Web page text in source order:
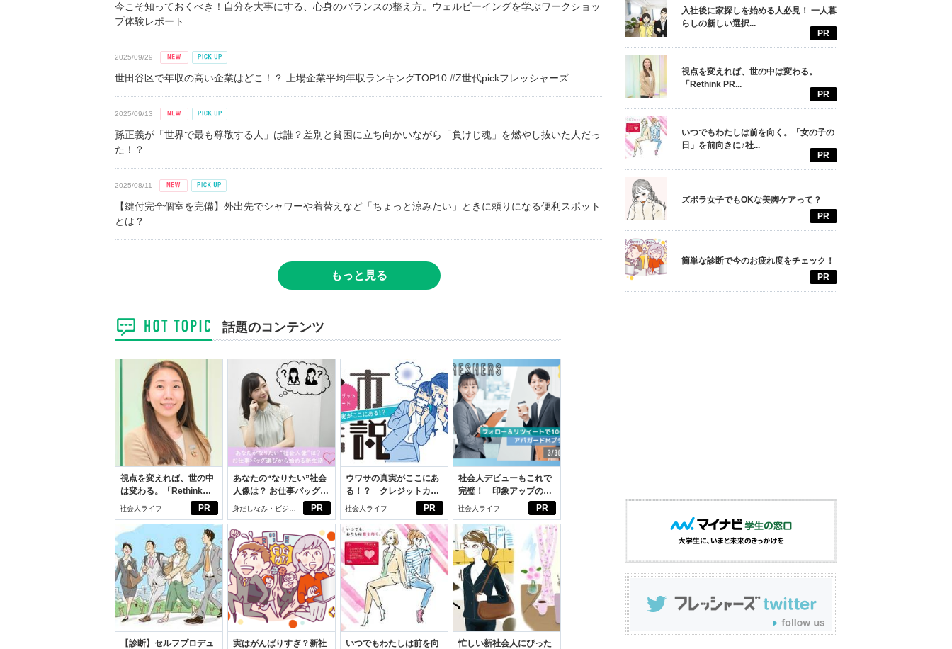
今こそ知っておくべき！自分を大事にする、心身のバランスの整え方。ウェルビーイングを学ぶワークショッ
プ体験レポート
2025/09/29
世田谷区で年収の高い企業はどこ！？ 上場企業平均年収ランキングTOP10 #Z世代pickフレッシャーズ
2025/09/13
孫正義が「世界で最も尊敬する人」は誰？差別と貧困に立ち向かいながら「負けじ魂」を燃やし抜いた人だっ
た！？
2025/08/11
【鍵付完全個室を完備】外出先でシャワーや着替えなど「ちょっと涼みたい」ときに頼りになる便利スポット
とは？
もっと見る
話題のコンテンツ
PR
視点を変えれば、世の中
は変わる。「Rethink
PROJECT」がつたえた
社会人ライフ PR
あなたの“なりたい”社会
人像は？ お仕事バッグ選
びから始める新生活
身だしなみ・ビジネ
スアイテム
PR
ウワサの真実がここにあ
る！？ クレジットカー
ドの都市伝説
社会人ライフ PR
社会人デビューもこれで
完璧！ 印象アップのセ
ルフプロデュース術
社会人ライフ
【診断】セルフプロデュ
実はがんばりすぎ？新社
いつでもわたしは前を向
忙しい新社会人にぴった
入社後に家探しを始める人必見！ 一人暮
らしの新しい選択...
PR
視点を変えれば、世の中は変わる。
「Rethink PR...
PR
いつでもわたしは前を向く。「女の子の
日」を前向きに♪社...
PR
ズボラ女子でもOKな美脚ケアって？
PR
簡単な診断で今のお疲れ度をチェック！
PR